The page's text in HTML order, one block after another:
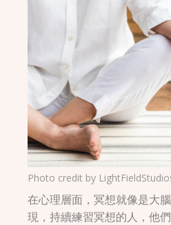
Photo credit by
在心理層面，冥想就像是大
現，持續練習冥想的人，他